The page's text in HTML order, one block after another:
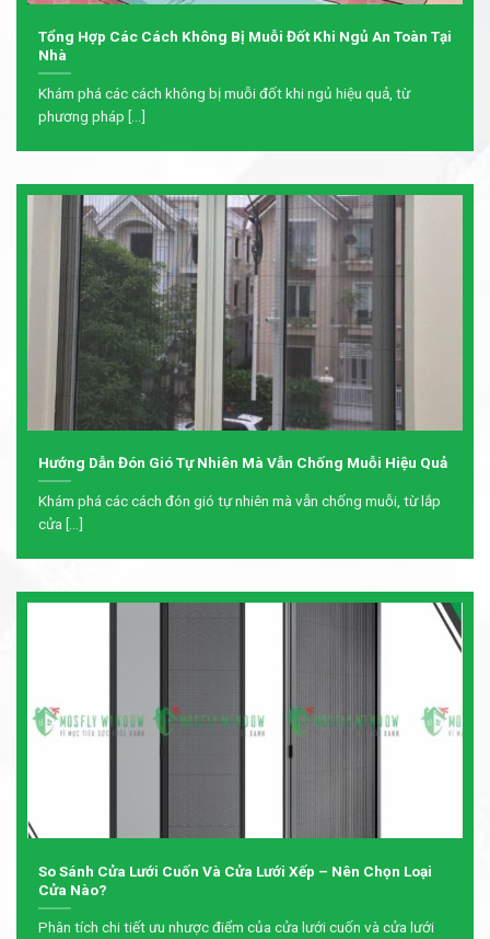
Tổng Hợp Các Cách Không Bị Muỗi Đốt Khi Ngủ An Toàn Tại
Nhà
Khám phá các cách không bị muỗi đốt khi ngủ hiệu quả, từ
phương pháp [...]
Hướng Dẫn Đón Gió Tự Nhiên Mà Vẫn Chống Muỗi Hiệu Quả
Khám phá các cách đón gió tự nhiên mà vẫn chống muỗi, từ lắp
cửa [...]
So Sánh Cửa Lưới Cuốn Và Cửa Lưới Xếp – Nên Chọn Loại
Cửa Nào?
Phân tích chi tiết ưu nhược điểm của cửa lưới cuốn và cửa lưới